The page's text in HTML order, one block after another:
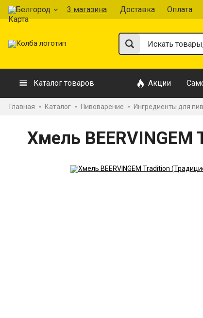
Белгород 3 магазина Доставка Оплата
Каталог товаров Акции
Главная » Каталог » Пивоварение » Ингредиенты для
Хмель